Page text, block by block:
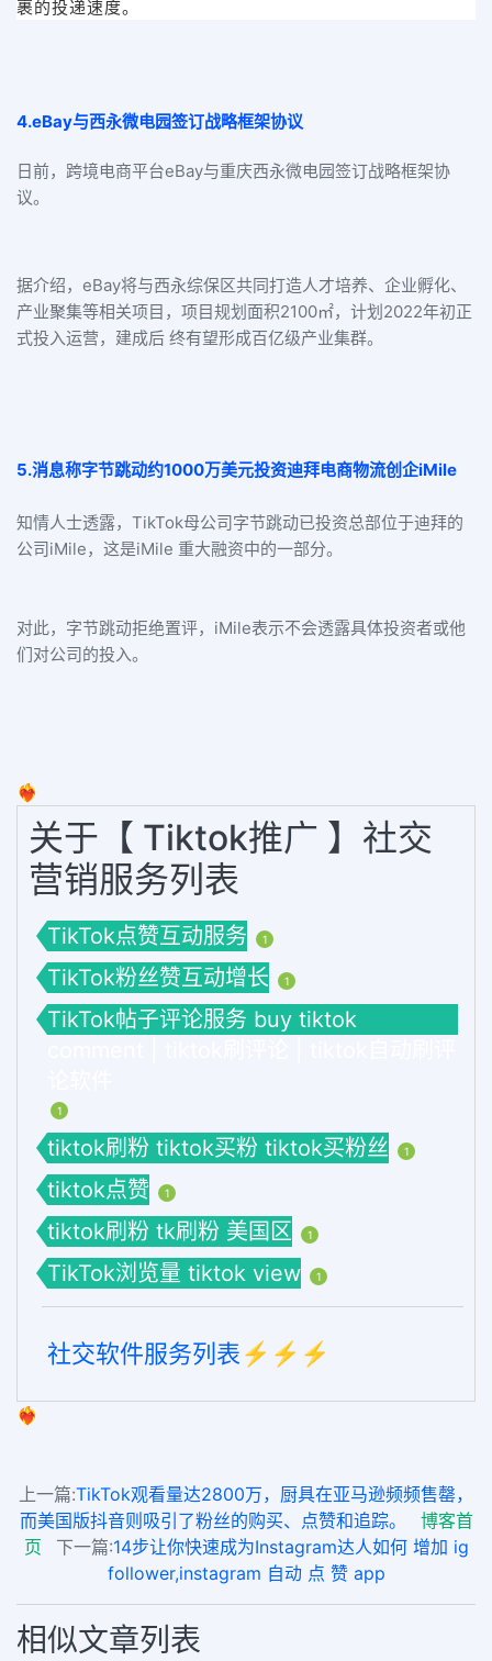
裹的投递速度。
4.eBay与西永微电园签订战略框架协议
日前，跨境电商平台eBay与重庆西永微电园签订战略框架协
议。
据介绍，eBay将与西永综保区共同打造人才培养、企业孵化、
产业聚集等相关项目，项目规划面积2100㎡，计划2022年初正
式投入运营，建成后 终有望形成百亿级产业集群。
5.消息称字节跳动约1000万美元投资迪拜电商物流创企iMile
知情人士透露，TikTok母公司字节跳动已投资总部位于迪拜的
公司iMile，这是iMile 重大融资中的一部分。
对此，字节跳动拒绝置评，iMile表示不会透露具体投资者或他
们对公司的投入。
❤️‍🔥
关于【 Tiktok推广 】社交
营销服务列表
TikTok点赞互动服务 1
TikTok粉丝赞互动增长 1
TikTok帖子评论服务 buy tiktok
1
tiktok刷粉 tiktok买粉 tiktok买粉丝 1
tiktok点赞 1
tiktok刷粉 tk刷粉 美国区 1
TikTok浏览量 tiktok view 1
社交软件服务列表⚡️⚡️⚡️
❤️‍🔥
上一篇:TikTok观看量达2800万，厨具在亚马逊频频售罄，
而美国版抖音则吸引了粉丝的购买、点赞和追踪。
博客首
页
下一篇:14步让你快速成为Instagram达人如何 增加 ig
follower,instagram 自动 点 赞 app
相似文章列表